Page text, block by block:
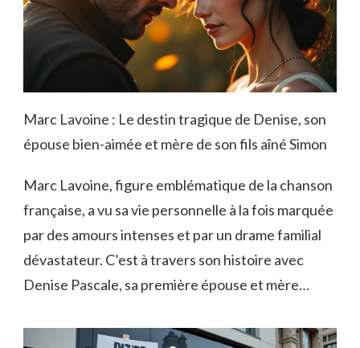
Marc Lavoine : Le destin tragique de Denise, son
épouse bien-aimée et mère de son fils aîné Simon
Marc Lavoine, figure emblématique de la chanson
française, a vu sa vie personnelle à la fois marquée
par des amours intenses et par un drame familial
dévastateur. C’est à travers son histoire avec
Denise Pascale, sa première épouse et mère…